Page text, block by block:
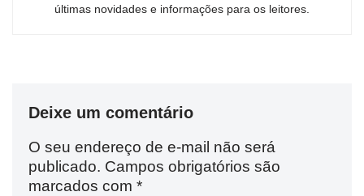
últimas novidades e informações para os leitores.
Deixe um comentário
O seu endereço de e-mail não será
publicado. Campos obrigatórios são
marcados com *